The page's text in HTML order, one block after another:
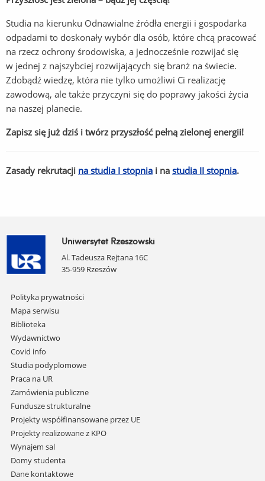
Studia na kierunku Odnawialne źródła energii i gospodarka
odpadami to doskonały wybór dla osób, które chcą pracować
na rzecz ochrony środowiska, a jednocześnie rozwijać się
w jednej z najszybciej rozwijających się branż na świecie.
Zdobądź wiedzę, która nie tylko umożliwi Ci realizację
zawodową, ale także przyczyni się do poprawy jakości życia
na naszej planecie.
Zapisz się już dziś i twórz przyszłość pełną zielonej energii!
Zasady rekrutacji na studia I stopnia i na studia II stopnia.
Uniwersytet Rzeszowski
Al. Tadeusza Rejtana 16C
35-959 Rzeszów
Pomiń
nawigację
i
przejdź
do
treści
Polityka prywatności
Mapa serwisu
Biblioteka
Wydawnictwo
Covid info
Studia podyplomowe
Praca na UR
Zamówienia publiczne
Fundusze strukturalne
Projekty współfinansowane przez UE
Projekty realizowane z KPO
Wynajem sal
Domy studenta
Dane kontaktowe